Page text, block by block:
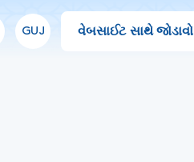
GUJ વેબસાઈટ સાથે જોડાવો